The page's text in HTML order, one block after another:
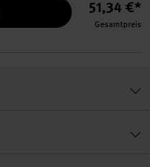
51,34 €*
Gesamtpreis